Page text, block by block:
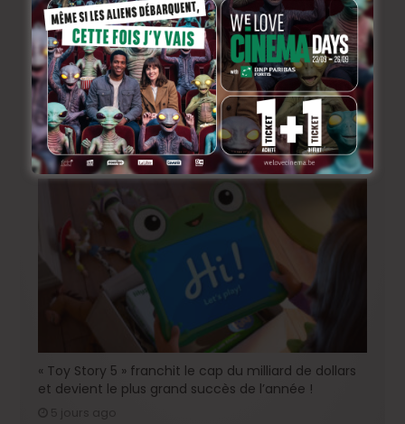
« Coyote vs. Acme », le film maudit de Hollywood a
enfin une date de sortie !
4 jours ago
« Toy Story 5 » franchit le cap du milliard de dollars
et devient le plus grand succès de l’année !